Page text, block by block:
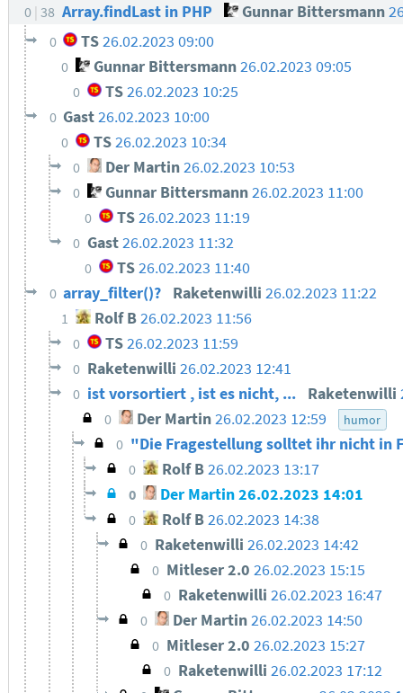
0 38 Array.findLast in PHP Gunnar Bittersmann
0 TS26.02.2023 09:00
0 Gunnar Bittersmann 26.02.2023 09:05
0 TS26.02.2023 10:25
0 Gast26.02.2023 10:00
0 TS 26.02.2023 10:34
0 Der Martin26.02.2023 10:53
0 Gunnar Bittersmann26.02.2023 11:00
0 TS26.02.2023 11:19
0 Gast26.02.2023 11:32
0 TS26.02.2023 11:40
0 array_filter()? Raketenwilli26.02.2023 11:22
1 Rolf B26.02.2023 11:56
0 TS26.02.2023 11:59
0 Raketenwilli 26.02.2023 12:41
0 ist vorsortiert , ist es nicht, ... Raketenwilli
0 Der Martin26.02.2023 12:59 humor
0 "Die Fragestellung solltet ihr nicht in
0 Rolf B26.02.2023 13:17
0 Der Martin26.02.2023 14:01
0 Rolf B26.02.2023 14:38
0 Raketenwilli 26.02.2023 14:42
0 Mitleser 2.0 26.02.2023 15:15
0 Raketenwilli26.02.2023 16:47
0 Der Martin 26.02.2023 14:50
0 Mitleser 2.0 26.02.2023 15:27
0 Raketenwilli26.02.2023 17:12